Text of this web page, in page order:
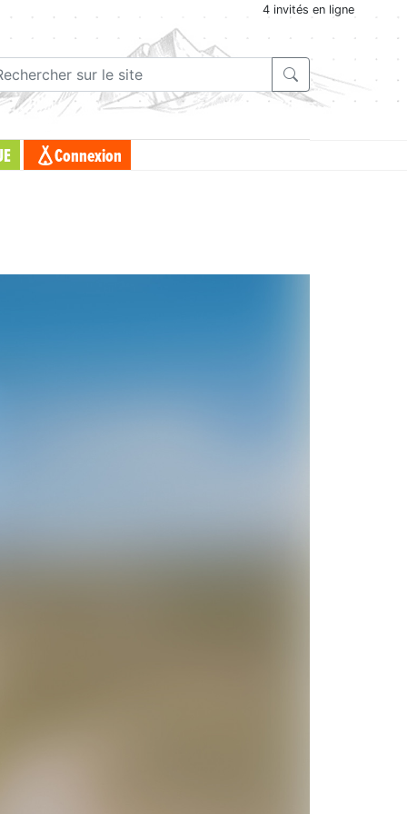
4 invités en ligne
Connexion